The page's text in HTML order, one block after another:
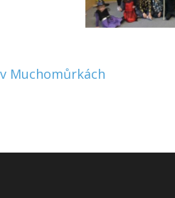
Muchomůrkách